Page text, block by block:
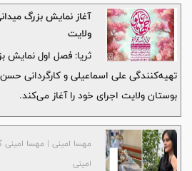
آغاز نمایش بزرگ
ولایت
ثریا: فصل اول نمایش
بوستان ولایت اجرای خود را آغاز می‌کند.
مهسا امینی | مهسا
امینی